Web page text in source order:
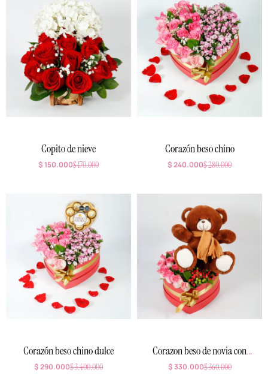
Copito de nieve
$170.000
$150.000
Corazón beso chino
$280.000
$240.000
Corazón beso chino dulce
$3.400.000
$290.000
Corazon beso de novia con
oso$360.000
$330.000